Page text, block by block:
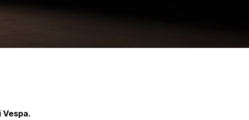
Vespa.